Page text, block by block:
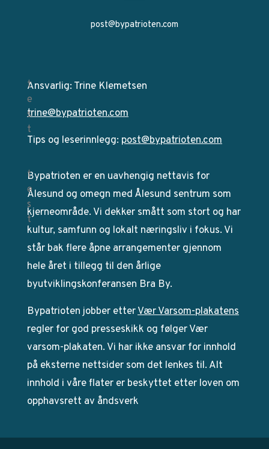
post@bypatrioten.com
Ansvarlig: Trine Klemetsen
trine@bypatrioten.com
Tips og leserinnlegg: post@bypatrioten.com
Bypatrioten er en uavhengig nettavis for
Ålesund og omegn med Ålesund sentrum som
kjerneområde. Vi dekker smått som stort og har
kultur, samfunn og lokalt næringsliv i fokus. Vi
står bak flere åpne arrangementer gjennom
hele året i tillegg til den årlige
byutviklingskonferansen Bra By.
Bypatrioten jobber etterVær Varsom-plakatens
regler for god presseskikk og følger Vær
varsom-plakaten. Vi har ikke ansvar for innhold
på eksterne nettsider som det lenkes til. Alt
innhold i våre flater er beskyttet etter loven om
opphavsrett av åndsverk